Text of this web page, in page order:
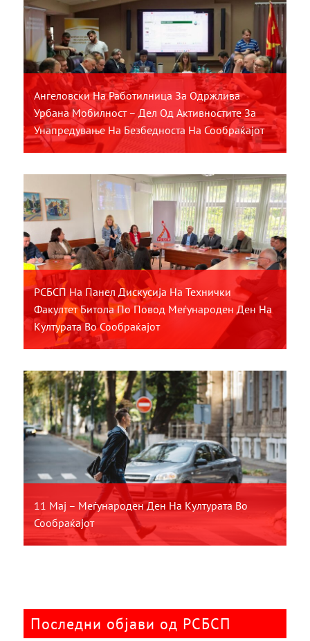
Ангеловски На Работилница За Одржлива
Урбана Мобилност – Дел Од Активностите За
Унапредување На Безбедноста На Сообраќајот
РСБСП На Панел Дискусија На Технички
Факултет Битола По Повод Меѓународен Ден На
Културата Во Сообраќајот
11 Мај – Меѓународен Ден На Културата Во
Сообраќајот
Последни објави од РСБСП